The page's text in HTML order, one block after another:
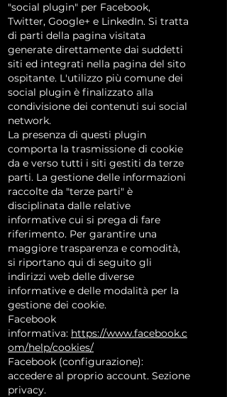
"social plugin" per Facebook,
Twitter, Google+ e LinkedIn. Si tratta
di parti della pagina visitata
generate direttamente dai suddetti
siti ed integrati nella pagina del sito
ospitante. L'utilizzo più comune dei
social plugin è finalizzato alla
condivisione dei contenuti sui social
network.
La presenza di questi plugin
comporta la trasmissione di cookie
da e verso tutti i siti gestiti da terze
parti. La gestione delle informazioni
raccolte da "terze parti" è
disciplinata dalle relative
informative cui si prega di fare
riferimento. Per garantire una
maggiore trasparenza e comodità,
si riportano qui di seguito gli
indirizzi web delle diverse
informative e delle modalità per la
gestione dei cookie.
Facebook
informativa: https://www.facebook.c
om/help/cookies/
Facebook (configurazione):
accedere al proprio account. Sezione
privacy.